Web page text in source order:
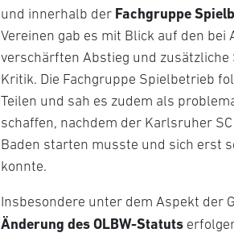
und innerhalb der Fachgruppe
Vereinen gab es mit Blick auf den
verschärften Abstieg und
Kritik. Die Fachgruppe Spielbetrieb
Teilen und sah es zudem als
schaffen, nachdem der Karlsruher
Baden starten musste und sich erst
konnte.
Insbesondere unter dem Aspekt der
Änderung des OLBW-Statuts